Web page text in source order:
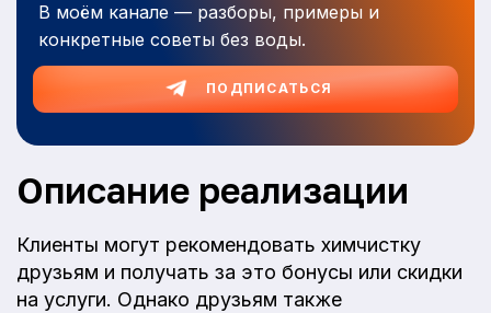
В моём канале — разборы, примеры и
конкретные советы без воды.
ПОДПИСАТЬСЯ
Описание реализации
Клиенты могут рекомендовать химчистку
друзьям и получать за это бонусы или скидки
на услуги. Однако друзьям также